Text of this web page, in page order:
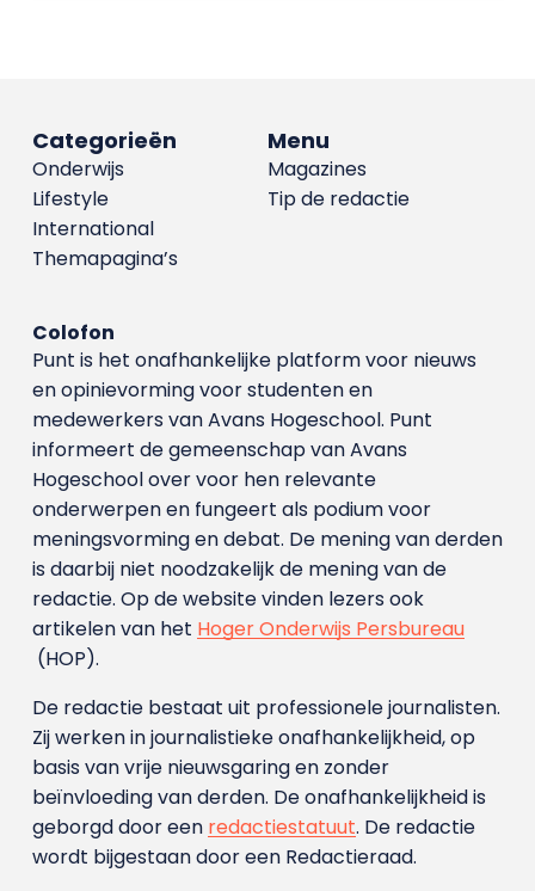
Menu
Magazines
Tip de redactie
Categorieën
Onderwijs
Lifestyle
International
Themapagina’s
Colofon
Punt is het onafhankelijke platform voor nieuws
en opinievorming voor studenten en
medewerkers van Avans Hoge­school. Punt
informeert de gemeenschap van Avans
Hogeschool over voor hen relevante
onderwerpen en fungeert als podium voor
meningsvorming en debat. De mening van derden
is daarbij niet noodzakelijk de mening van de
redactie. Op de website vinden lezers ook
artikelen van het Hoger Onderwijs Persbureau
(HOP).
De redactie bestaat uit professionele journalisten.
Zij werken in journalistieke onafhankelijkheid, op
basis van vrije nieuwsgaring en zonder
beïnvloeding van derden. De onafhankelijkheid is
geborgd door een redactiestatuut. De redactie
wordt bijgestaan door een Redactieraad.